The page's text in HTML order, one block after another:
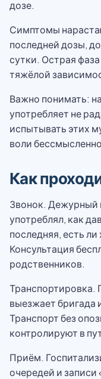
дозе.
Симптомы
последней дозы,
сутки. Острая
тяжёлой
Важно понимать:
употребляет не
испытывать этих
воли
Как
Звонок. Дежурный
употреблял, как
последняя, есть
Консультация
родственников.
Транспортировка.
выезжает бригада
Транспорт без
контролируют в
Приём.
очередей и записи